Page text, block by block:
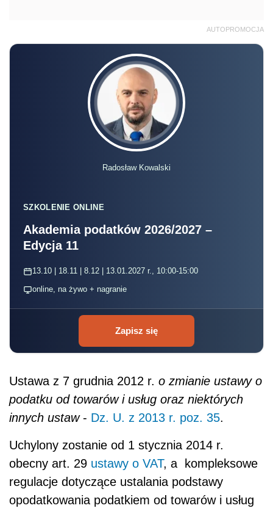
AUTOPROMOCJA
Radosław Kowalski
SZKOLENIE ONLINE
Akademia podatków 2026/2027 –
Edycja 11
13.10 | 18.11 | 8.12 | 13.01.2027 r., 10:00-15:00
online, na żywo + nagranie
Zapisz się
Ustawa z 7 grudnia 2012 r. o zmianie ustawy o
podatku od towarów i usług oraz niektórych
innych ustaw- Dz. U. z 2013 r. poz. 35.
Uchylony zostanie od 1 stycznia 2014 r.
obecny art. 29 ustawy o VAT, a kompleksowe
regulacje dotyczące ustalania podstawy
opodatkowania podatkiem od towarów i usług